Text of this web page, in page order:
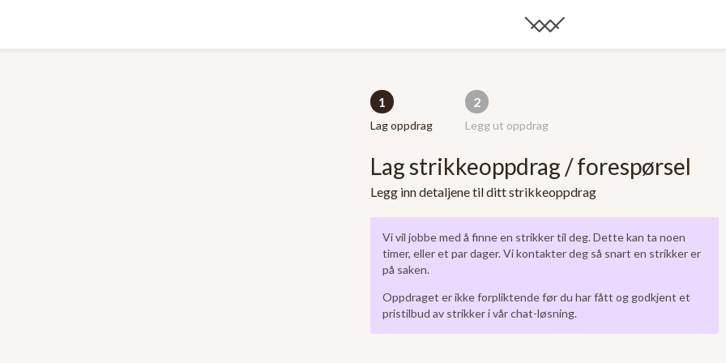
1
Lag oppdrag
2
Legg ut oppdrag
Lag strikkeoppdrag / forespørsel
Legg inn detaljene til ditt strikkeoppdrag
Vi vil jobbe med å finne en strikker til deg. Dette kan ta noen
timer, eller et par dager. Vi kontakter deg så snart en strikker er
på saken.
Oppdraget er ikke forpliktende før du har fått og godkjent et
pristilbud av strikker i vår chat-løsning.